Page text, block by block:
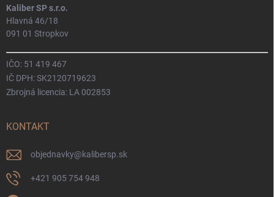
Kaliber SP s.r.o.
Hlavná 46/18
091 01 Stropkov
IČO: 51 419 467
IČ DPH: SK2120719623
Zbrojná licencia: LA 002853
KONTAKT
objednavky@kalibersp.sk
+421 905 754 948